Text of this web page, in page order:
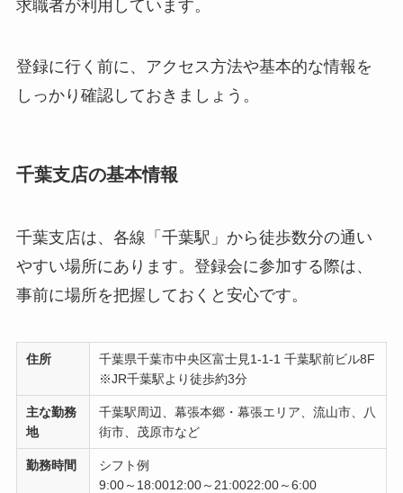
求職者が利用しています。
登録に行く前に、アクセス方法や基本的な情報を
しっかり確認しておきましょう。
千葉支店の基本情報
千葉支店は、各線「千葉駅」から徒歩数分の通い
やすい場所にあります。登録会に参加する際は、
事前に場所を把握しておくと安心です。
住所
千葉県千葉市中央区富士見1-1-1 千葉駅前ビル8F
※JR千葉駅より徒歩約3分
主な勤務
地
千葉駅周辺、幕張本郷・幕張エリア、流山市、八
街市、茂原市など
勤務時間
シフト例
9:00～18:0012:00～21:0022:00～6:00